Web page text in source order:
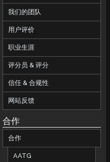
我们的团队
用户评价
职业生涯
评分员 & 评分
信任 & 合规性
网站反馈
合作
合作
AATG